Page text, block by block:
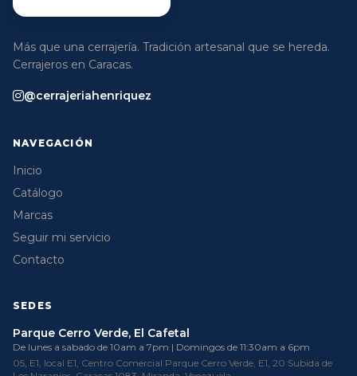
Más que una cerrajería. Tradición artesanal que se hereda.
Cerrajeros en Caracas.
@cerrajeriahenriquez
NAVEGACIÓN
Inicio
Catálogo
Marcas
Seguir mi servicio
Contacto
SEDES
Parque Cerro Verde, El Cafetal
De lunes a sabado de 10am a 7pm | Domingos de 11:30am a 6pm
05, E1, local E1, Centro Comercial Parque Cerro Verde, E1, 20 Subida de